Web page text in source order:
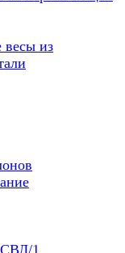
из
СВЛ/1